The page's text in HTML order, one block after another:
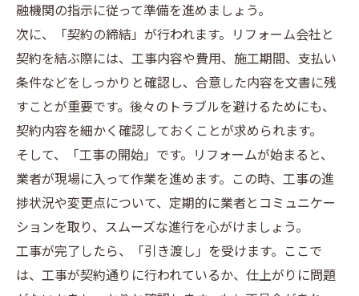
融機関の指示に従って準備を進めましょう。
次に、「契約の締結」が行われます。リフォーム会社と
契約を結ぶ際には、工事内容や費用、施工期間、支払い
条件などをしっかりと確認し、合意した内容を文書に残
すことが重要です。後々のトラブルを避けるためにも、
契約内容を細かく確認しておくことが求められます。
そして、「工事の開始」です。リフォームが始まると、
業者が現場に入って作業を進めます。この時、工事の進
捗状況や変更点について、定期的に業者とコミュニケー
ションを取り、スムーズな進行を心がけましょう。
工事が完了したら、「引き渡し」を受けます。ここで
は、工事が契約通りに行われているか、仕上がりに問題